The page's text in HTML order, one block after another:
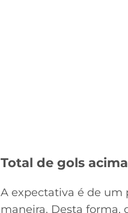
Total de gols acima
A expectativa é de um
maneira. Desta forma,